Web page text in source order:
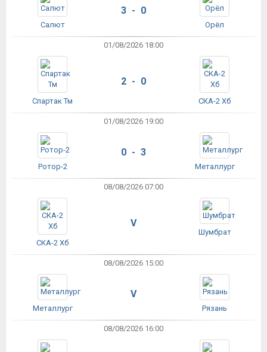
Салют
3 - 0
Орёл
01/08/2026 18:00
Спартак Тм
2 - 0
СКА-2 Хб
01/08/2026 19:00
Ротор-2
0 - 3
Металлург
08/08/2026 07:00
СКА-2 Хб
V
Шумбрат
08/08/2026 15:00
Металлург
V
Рязань
08/08/2026 16:00